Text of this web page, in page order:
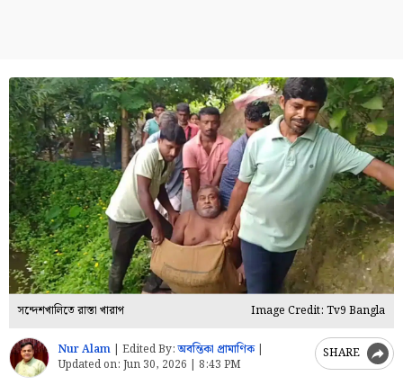
সন্দেশখালিতে রাস্তা খারাপ Image Credit: Tv9 Bangla
Nur Alam Edited By:অবন্তিকা প্রামাণিক|
Updated on: Jun 30, 2026 | 8:43 PM
SHARE